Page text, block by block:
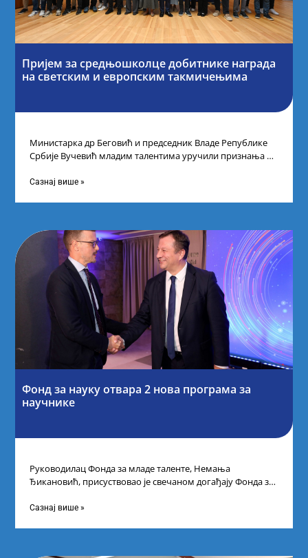
Пријем за средњошколце добитнике награда
на светским и европским такмичењима
Министарка др Беговић и председник Владе Републике
Србије Вучевић младим талентима уручили признања У
Сазнај више »
Фонд за науку отвара 2 нова програма за
научнике
Руководилац Фонда за младе таленте, Немања
Ђикановић, присуствовао је свечаном догађају Фонда за
Сазнај више »